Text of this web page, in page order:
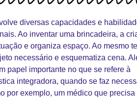
diversas capacidades e
Ao inventar uma brincadeira, a
e organiza espaço. Ao mesmo
necessário e esquematiza cena.
papel importante no que se refere à
integradora, quando se faz
por exemplo, um médico que precisa